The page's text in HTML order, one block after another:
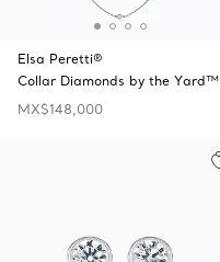
Elsa Peretti®
Collar Diamonds by the Yard™
MX$148,000